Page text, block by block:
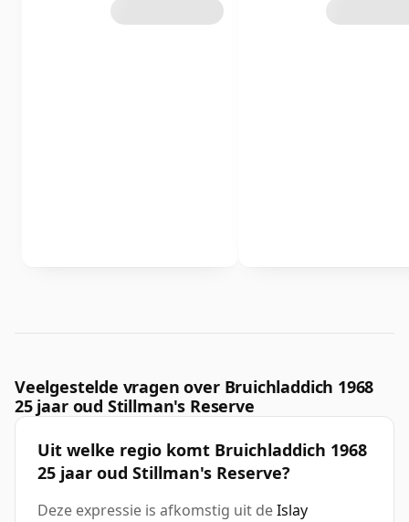
Veelgestelde vragen over Bruichladdich 1968
25 jaar oud Stillman's Reserve
Uit welke regio komt Bruichladdich 1968
25 jaar oud Stillman's Reserve?
Deze expressie is afkomstig uit deIslay